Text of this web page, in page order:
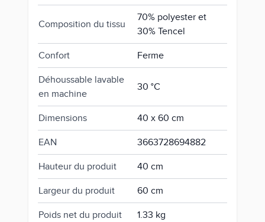
Composition du tissu
70% polyester et
30% Tencel
Confort Ferme
Déhoussable lavable
en machine
30 °C
Dimensions 40 x 60 cm
EAN 3663728694882
Hauteur du produit 40 cm
Largeur du produit 60 cm
Poids net du produit 1.33 kg